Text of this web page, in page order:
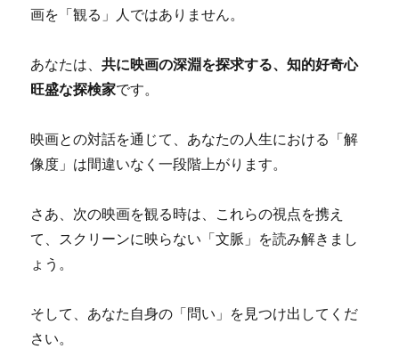
画を「観る」人ではありません。
あなたは、共に映画の深淵を探求する、知的好奇心
旺盛な探検家です。
映画との対話を通じて、あなたの人生における「解
像度」は間違いなく一段階上がります。
さあ、次の映画を観る時は、これらの視点を携え
て、スクリーンに映らない「文脈」を読み解きまし
ょう。
そして、あなた自身の「問い」を見つけ出してくだ
さい。